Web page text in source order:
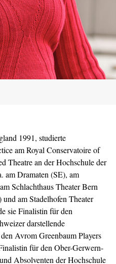
1991, studierte
am Royal Conservatoire of
Theatre an der Hochschule der
am Dramaten (SE), am
Schlachthaus Theater Bern
am Stadelhofen Theater
sie Finalistin für den
darstellende
Avrom Greenbaum Players
für den Ober-Gerwern-
Absolventen der Hochschule